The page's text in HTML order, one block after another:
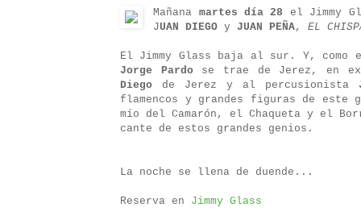
Mañana martes día 28 el Jimmy
JUAN DIEGO yJUAN PEÑA,EL
El Jimmy Glass baja al sur. Y, como
Jorge Pardose trae de Jerez, en
Diego de Jerez y al percusionista
flamencos y grandes figuras de
mío del Camarón, el Chaqueta y el
cante de estos grandes genios.
La noche se llena de duende...
Reserva en Jimmy Glass